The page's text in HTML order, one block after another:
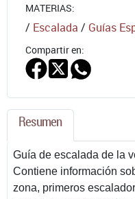
MATERIAS:
/ Escalada / Guías
Compartir en:
Resumen
Guía de escalada de la
Contiene información
zona, primeros